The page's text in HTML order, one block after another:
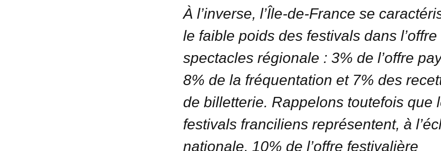
À l’inverse, l’Île-de-France se
le faible poids des festivals dans l’offre
spectacles régionale : 3% de l’offre
8% de la fréquentation et 7% des
de billetterie. Rappelons toutefois que
festivals franciliens représentent, à
nationale, 10% de l’offre festivalière